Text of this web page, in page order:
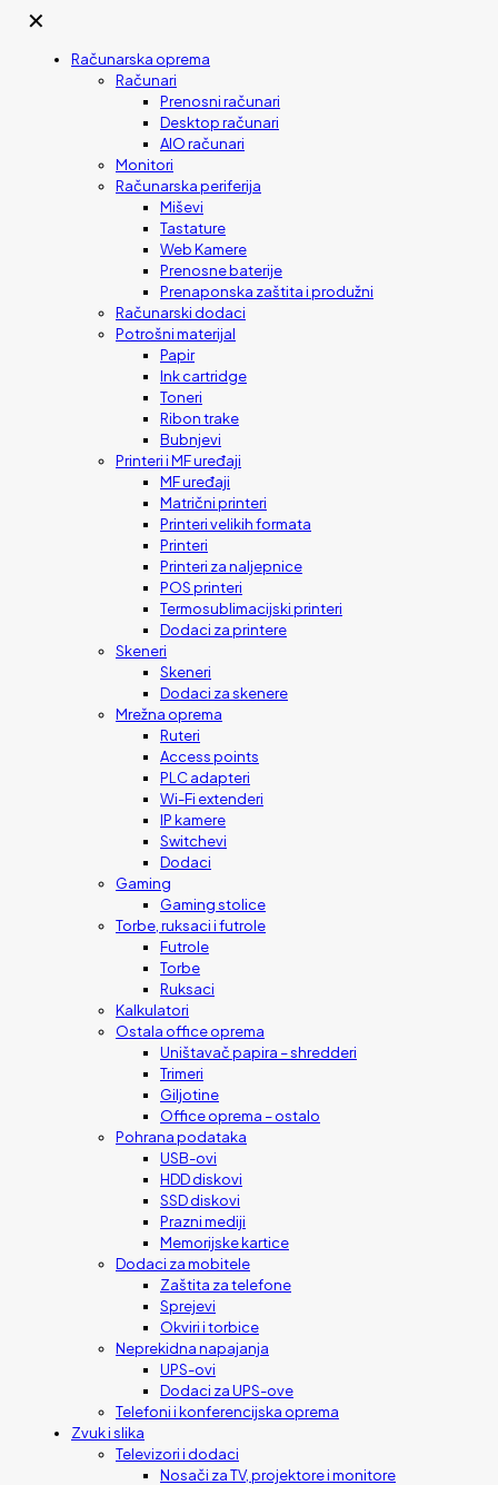
✕
Računarska oprema
Računari
Prenosni računari
Desktop računari
AIO računari
Monitori
Računarska periferija
Miševi
Tastature
Web Kamere
Prenosne baterije
Prenaponska zaštita i produžni
Računarski dodaci
Potrošni materijal
Papir
Ink cartridge
Toneri
Ribon trake
Bubnjevi
Printeri i MF uređaji
MF uređaji
Matrični printeri
Printeri velikih formata
Printeri
Printeri za naljepnice
POS printeri
Termosublimacijski printeri
Dodaci za printere
Skeneri
Skeneri
Dodaci za skenere
Mrežna oprema
Ruteri
Access points
PLC adapteri
Wi-Fi extenderi
IP kamere
Switchevi
Dodaci
Gaming
Gaming stolice
Torbe, ruksaci i futrole
Futrole
Torbe
Ruksaci
Kalkulatori
Ostala office oprema
Uništavač papira – shredderi
Trimeri
Giljotine
Office oprema – ostalo
Pohrana podataka
USB-ovi
HDD diskovi
SSD diskovi
Prazni mediji
Memorijske kartice
Dodaci za mobitele
Zaštita za telefone
Sprejevi
Okviri i torbice
Neprekidna napajanja
UPS-ovi
Dodaci za UPS-ove
Telefoni i konferencijska oprema
Zvuk i slika
Televizori i dodaci
Nosači za TV, projektore i monitore